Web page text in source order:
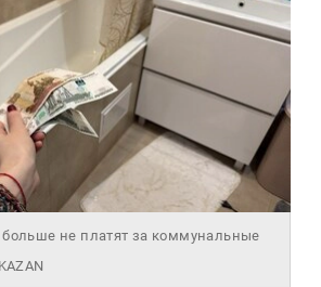
не платят за коммунальные